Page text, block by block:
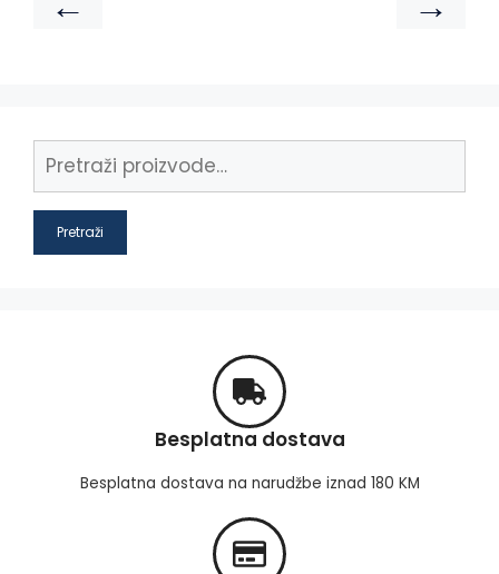
Pretraži
Besplatna dostava
Besplatna dostava na narudžbe iznad 180 KM